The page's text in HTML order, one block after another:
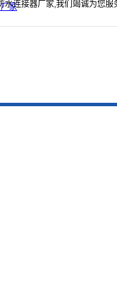
水连接器厂家,我们竭诚为您服